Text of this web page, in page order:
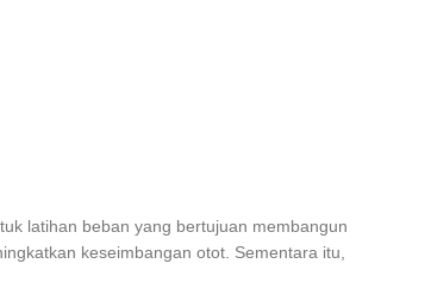
latihan beban yang bertujuan membangun
keseimbangan otot. Sementara itu,